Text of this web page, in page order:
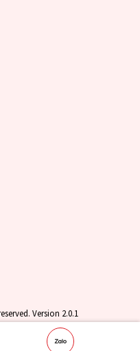
Version 2.0.1